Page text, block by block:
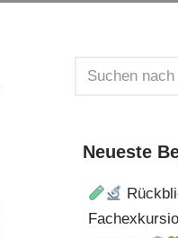
Neueste